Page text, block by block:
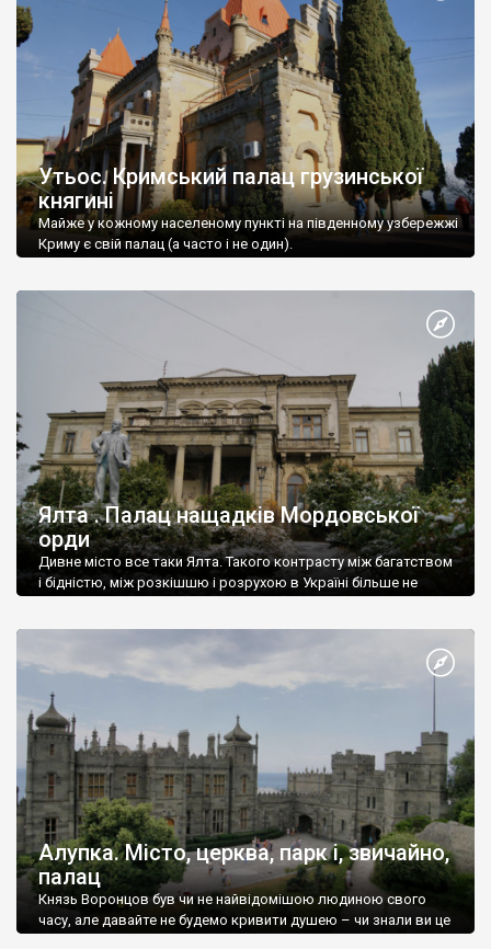
Утьос. Кримський палац грузинської
княгині
Майже у кожному населеному пункті на південному узбережжі
Криму є свій палац (а часто і не один).
Ялта . Палац нащадків Мордовської
орди
Дивне місто все таки Ялта. Такого контрасту між багатством
і бідністю, між розкішшю і розрухою в Україні більше не
Алупка. Місто, церква, парк і, звичайно,
палац
Князь Воронцов був чи не найвідомішою людиною свого
часу, але давайте не будемо кривити душею – чи знали ви це